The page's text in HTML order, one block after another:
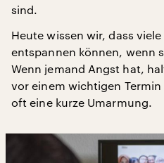
sind.
Heute wissen wir, dass
entspannen können, wenn
Wenn jemand Angst hat,
vor einem wichtigen
oft eine kurze Umarmung.